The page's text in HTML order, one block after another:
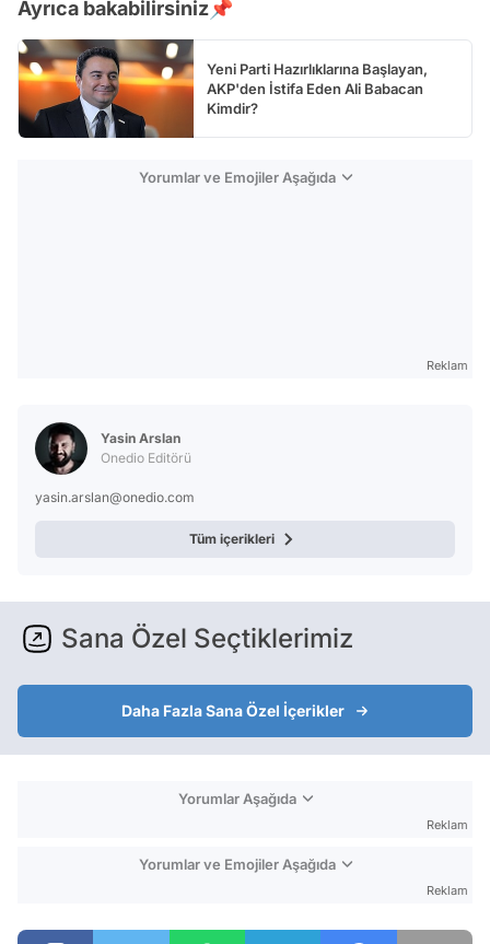
Ayrıca bakabilirsiniz📌
Yeni Parti Hazırlıklarına Başlayan,
AKP'den İstifa Eden Ali Babacan
Kimdir?
Yorumlar ve Emojiler Aşağıda
Reklam
Yasin Arslan
Onedio Editörü
yasin.arslan@onedio.com
Tüm içerikleri
Sana Özel Seçtiklerimiz
Daha Fazla Sana Özel İçerikler
Yorumlar Aşağıda
Reklam
Yorumlar ve Emojiler Aşağıda
Reklam